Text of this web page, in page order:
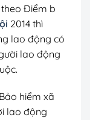
theo Điểm b
2014 thì
lao động có
lao động
hiểm xã
lao động